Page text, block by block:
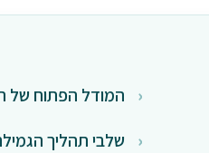
המודל הפתוח של
שלבי תהליך